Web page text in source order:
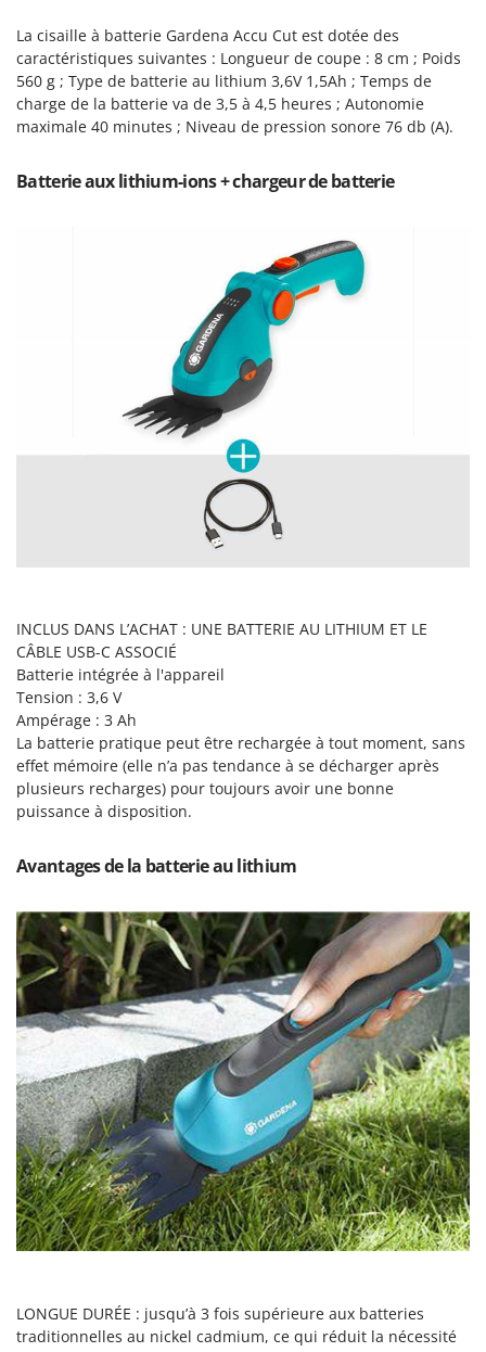
Machines sous vide
Motobineuses
Motoculteurs
Motofaucheuses
Motopompes pour irrigation
Nettoyeurs et Balais à vapeur
Nettoyeurs haute pression
Nettoyeurs tapis, moquettes et tapisseries
Peignes vibreurs et Secoueurs à olives
Pelles rétros pour tracteur
Perches Élagueuses
Plateaux de coupe pour tracteur
Plumeuses
Pompes d'irrigation à tracteur
Pompes de transfert
Pompes immergées électriques
Postes à souder
Poussoirs à saucisse
Presses à pellets
Pressoirs à fruits
Pressoirs à Raisin
Pulvérisateurs
Pulvérisateurs portés
R
Rafraîchisseurs d'air par évaporation
Rampes de chargement en aluminium
Râpes à fromage électriques
Râteaux pour tracteur
Remplisseuses
Robots nettoyeurs de piscine
Rogneuses de souches
Rouleaux pour tracteur
FARMER
FBC
Ferrari Group
Ferrua
Fontana Forni
G
G3 Ferrari
Garofalo
GeoTech
GeoTech Pro
Gierre
Ginko - MGM
Gipeco
GRAEF
GreenBay
Greenworks
GRIFO
GVS
H
Hailo
Helvi
Henx
HiKOKI
Honda
I
Idromatic
Il-Tec
La cisaille à batterie Gardena Accu Cut est dotée des
caractéristiques suivantes : Longueur de coupe : 8 cm ; Poids
560 g ; Type de batterie au lithium 3,6V 1,5Ah ; Temps de
charge de la batterie va de 3,5 à 4,5 heures ; Autonomie
maximale 40 minutes ; Niveau de pression sonore 76 db (A).
Batterie aux lithium-ions + chargeur de batterie
INCLUS DANS L’ACHAT : UNE BATTERIE AU LITHIUM ET LE
CÂBLE USB-C ASSOCIÉ
Batterie intégrée à l'appareil
Tension : 3,6 V
Ampérage : 3 Ah
La batterie pratique peut être rechargée à tout moment, sans
effet mémoire (elle n’a pas tendance à se décharger après
plusieurs recharges) pour toujours avoir une bonne
puissance à disposition.
Avantages de la batterie au lithium
LONGUE DURÉE : jusqu’à 3 fois supérieure aux batteries
traditionnelles au nickel cadmium, ce qui réduit la nécessité